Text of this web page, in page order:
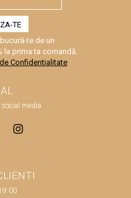
te de un
la prima ta comandă.
Confidentialitate
media